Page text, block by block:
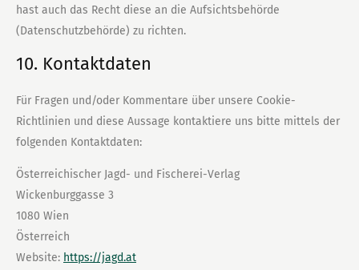
hast auch das Recht diese an die Aufsichtsbehörde
(Datenschutzbehörde) zu richten.
10. Kontaktdaten
Für Fragen und/oder Kommentare über unsere Cookie-
Richtlinien und diese Aussage kontaktiere uns bitte mittels der
folgenden Kontaktdaten:
Österreichischer Jagd- und Fischerei-Verlag
Wickenburggasse 3
1080 Wien
Österreich
Website: https://jagd.at